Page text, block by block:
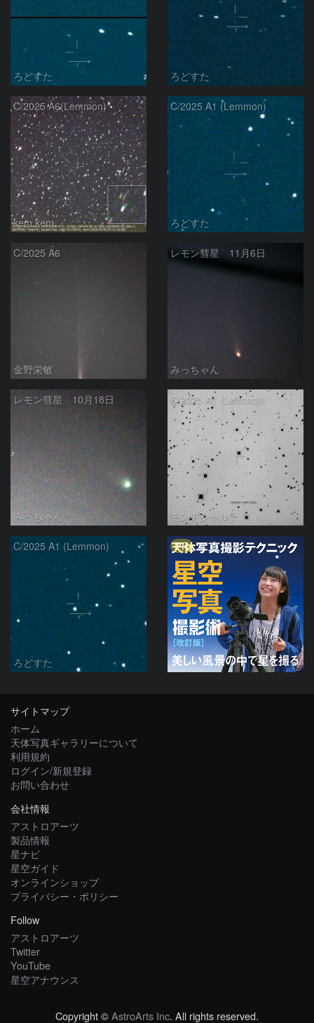
ろどすた ろどすた
C/2025 A6(Lemmon)
kem.kem
C/2025 A1 (Lemmon)
ろどすた
C/2025 A6
金野栄敏
レモン彗星 11月6日
みっちゃん
レモン彗星 10月18日
みっちゃん
C/2025 A1 (Lemmon)
モンドシャルナ
C/2025 A1 (Lemmon)
ろどすた
PR
サイトマップ
ホーム
天体写真ギャラリーについて
利用規約
ログイン/新規登録
お問い合わせ
会社情報
アストロアーツ
製品情報
星ナビ
星空ガイド
オンラインショップ
プライバシー・ポリシー
Follow
アストロアーツ
Twitter
YouTube
星空アナウンス
Copyright ©AstroArts Inc. All rights reserved.